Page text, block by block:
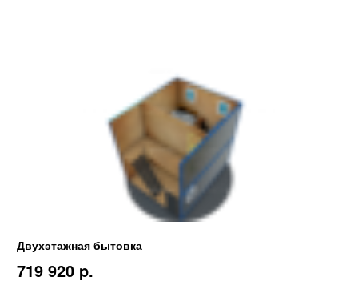
Двухэтажная бытовка
719 920 p.